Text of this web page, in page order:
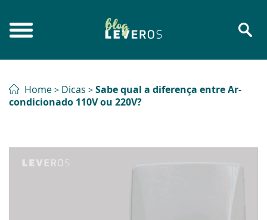
Home > Dicas > Sabe qual a diferença entre Ar-
condicionado 110V ou 220V?